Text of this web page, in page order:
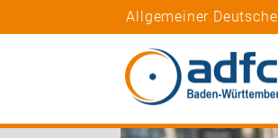
Allgemeiner